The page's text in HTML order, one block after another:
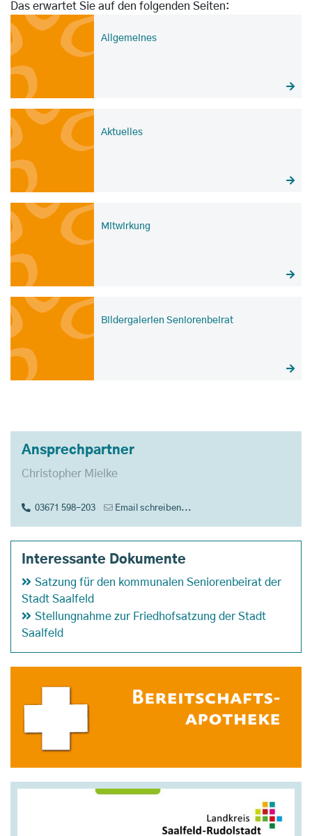
Das erwartet Sie auf den folgenden Seiten:
Allgemeines
Aktuelles
Mitwirkung
Bildergalerien Seniorenbeirat
Ansprechpartner
Christopher Mielke
03671 598-203 Email schreiben...
Interessante Dokumente
Satzung für den kommunalen Seniorenbeirat der
Stadt Saalfeld
Stellungnahme zur Friedhofsatzung der Stadt
Saalfeld